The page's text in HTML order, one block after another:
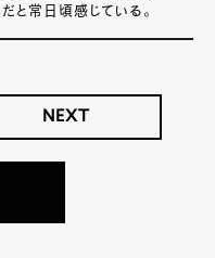
と常日頃感じている。
NEXT